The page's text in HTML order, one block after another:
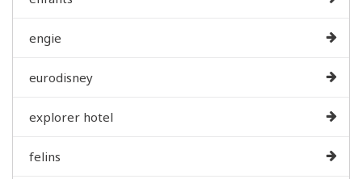
engie
eurodisney
explorer hotel
felins